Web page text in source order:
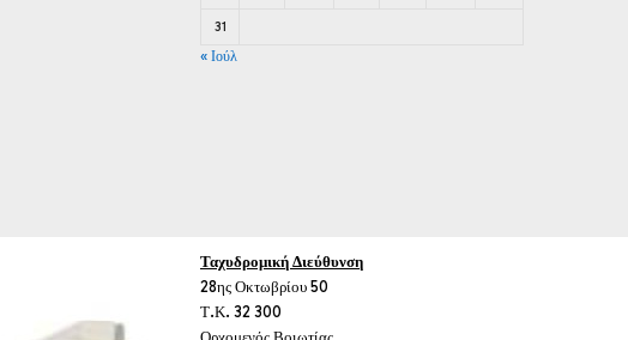
31
« Ιούλ
Ταχυδρομική Διεύθυνση
28ης Οκτωβρίου 50
Τ.Κ. 32 300